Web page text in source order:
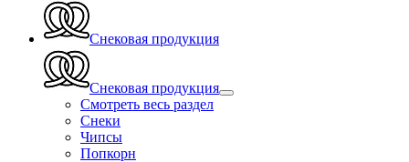
Снековая продукция
Снековая продукция
Смотреть весь раздел
Снеки
Чипсы
Попкорн